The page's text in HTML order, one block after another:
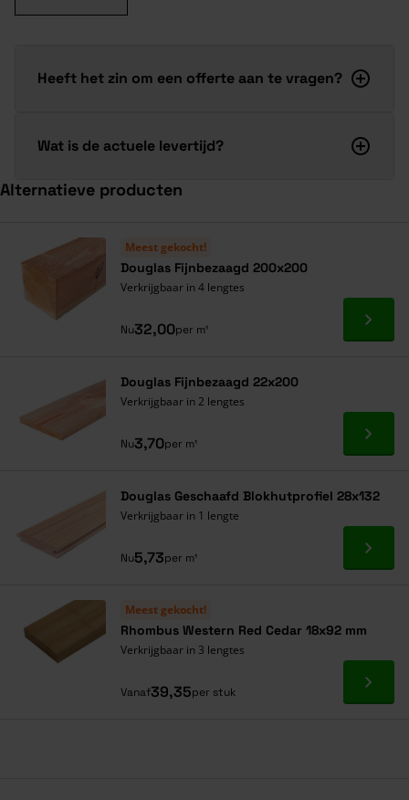
Heeft het zin om een offerte aan te vragen?
Wat is de actuele levertijd?
Alternatieve producten
Meest gekocht!
Douglas Fijnbezaagd 200x200
Verkrijgbaar in 4 lengtes
Nu32,00per m¹ Ga
Douglas Fijnbezaagd 22x200
Verkrijgbaar in 2 lengtes
Nu3,70per m¹ Ga
Douglas Geschaafd Blokhutprofiel 28x132
Verkrijgbaar in 1 lengte
Nu5,73per m¹ Ga
Meest gekocht!
Rhombus Western Red Cedar 18x92 mm
Verkrijgbaar in 3 lengtes
Vanaf39,35per stuk Ga